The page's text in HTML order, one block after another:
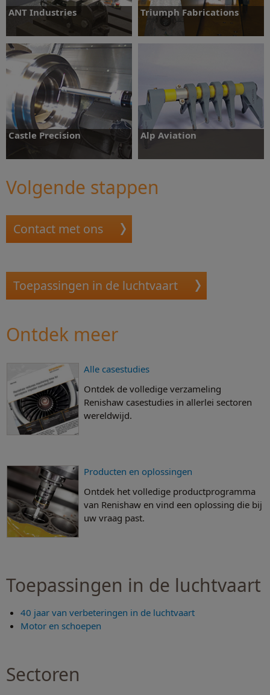
ANT Industries
Ontdek meer
Triumph Fabrications
Ontdek meer
Castle Precision
Ontdek meer
Alp Aviation
Volgende stappen
Contact met ons
Toepassingen in de luchtvaart
Ontdek meer
Alle casestudies
Ontdek de volledige verzameling
Renishaw casestudies in allerlei sectoren
wereldwijd.
Producten en oplossingen
Ontdek het volledige productprogramma
van Renishaw en vind een oplossing die bij
uw vraag past.
Toepassingen in de luchtvaart
40 jaar van verbeteringen in de luchtvaart
Motor en schoepen
Sectoren